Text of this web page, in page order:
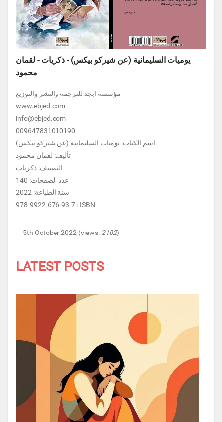
يوميات السليمانية (عن شيركو بيكس) - ذكريات - لقمان
محمود
مؤسسة ابجد للترجمة والنشر والتوزيع
www.ebjed.com
info@ebjed.com
009647831010190
اسم الكتاب: يوميات السليمانية (عن شيركو بيكس)
تأليف: لقمان محمود
التصنيف: ذكريات
عدد الصفحات: 140
سنة الطباعة: 2022
978-9922-676-93-7 : ISBN
5th October 2022 (views: 2102)
LATEST POSTS